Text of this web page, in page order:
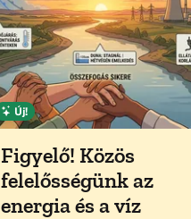
Új!
Figyelő! Közös
felelősségünk az
energia és a víz